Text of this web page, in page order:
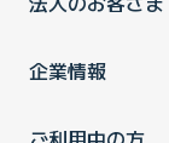
企業情報